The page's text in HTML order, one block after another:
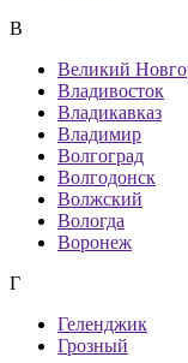
В
Великий
Владивосток
Владикавказ
Владимир
Волгоград
Волгодонск
Волжский
Вологда
Воронеж
Г
Геленджик
Грозный